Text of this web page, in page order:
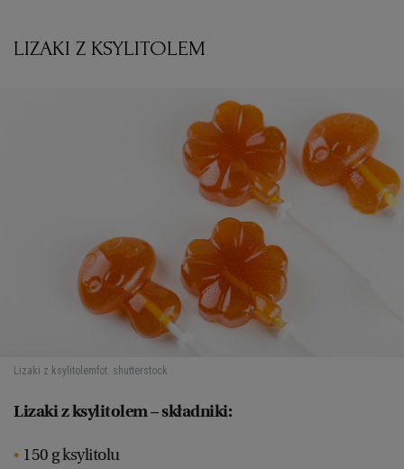
LIZAKI Z KSYLITOLEM
Lizaki z ksylitolemfot. shutterstock
Lizaki z ksylitolem – składniki:
150 g ksylitolu